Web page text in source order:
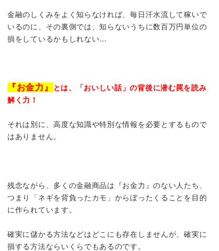
金融のしくみをよく知らなければ、毎日汗水流して稼いで
いるのに、その裏側では、知らないうちに数百万円単位の
損をしているかもしれない…
『お金力』
とは、「おいしい話」の背後に潜む罠を読み
解く力！
それは別に、高度な知識や特別な情報を必要とするもので
はありません。
残念ながら、多くの金融商品は『お金力』のない人たち、
つまり「ネギを背負ったカモ」からぼったくることを目的
に作られています。
確実に儲かる方法などはどこにも存在しませんが、確実に
損する方法ならいくらでもあるのです。